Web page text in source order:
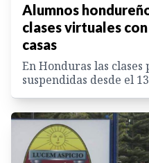
Alumnos
clases virtuales
casas
En Honduras las
suspendidas desde el